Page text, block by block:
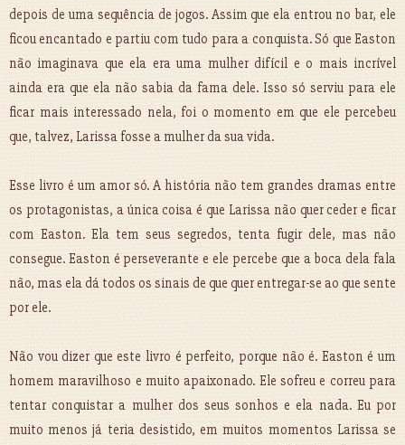
depois de uma sequência de jogos. Assim que ela entrou no bar, ele
ficou encantado e partiu com tudo para a conquista. Só que Easton
não imaginava que ela era uma mulher difícil e o mais incrível
ainda era que ela não sabia da fama dele. Isso só serviu para ele
ficar mais interessado nela, foi o momento em que ele percebeu
que, talvez, Larissa fosse a mulher da sua vida.
Esse livro é um amor só. A história não tem grandes dramas entre
os protagonistas, a única coisa é que Larissa não quer ceder e ficar
com Easton. Ela tem seus segredos, tenta fugir dele, mas não
consegue. Easton é perseverante e ele percebe que a boca dela fala
não, mas ela dá todos os sinais de que quer entregar-se ao que sente
por ele.
Não vou dizer que este livro é perfeito, porque não é. Easton é um
homem maravilhoso e muito apaixonado. Ele sofreu e correu para
tentar conquistar a mulher dos seus sonhos e ela nada. Eu por
muito menos já teria desistido, em muitos momentos Larissa se